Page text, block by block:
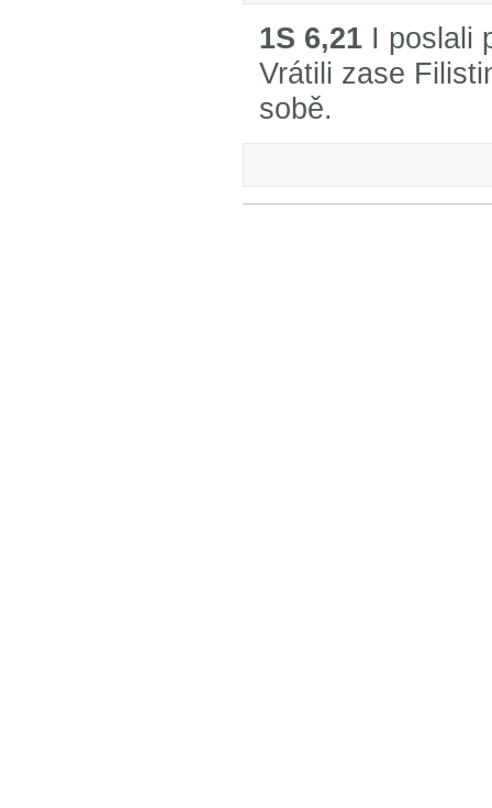
1S 6,21 I poslali
Vrátili zase
sobě.